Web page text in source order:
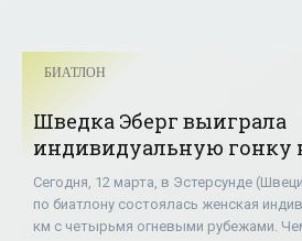
БИАТЛОН
Шведка Эберг выиграла
индивидуальную гонку
биатлону; Меркушина -
«БИАТЛОН»
Сегодня, 12 марта, в Эстерсунде
по биатлону состоялась женская
км с четырьмя огневыми рубежами.